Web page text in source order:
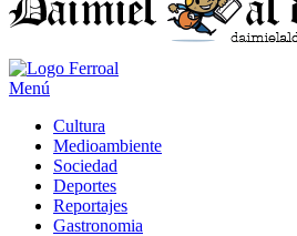
Menú
Cultura
Medioambiente
Sociedad
Deportes
Reportajes
Gastronomia